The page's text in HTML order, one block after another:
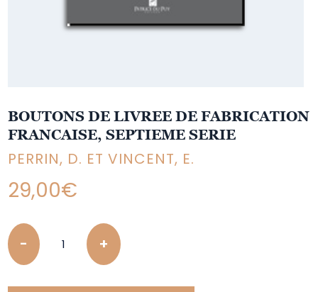
BOUTONS DE LIVREE DE FABRICATION
FRANCAISE, SEPTIEME SERIE
PERRIN, D. ET VINCENT, E.
29,00€
Quantity